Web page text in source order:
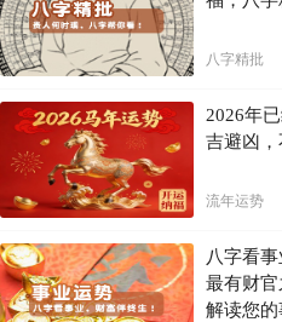
八字精批
2026年
吉避凶，
流年运势
八字看
最有财官
解读您的